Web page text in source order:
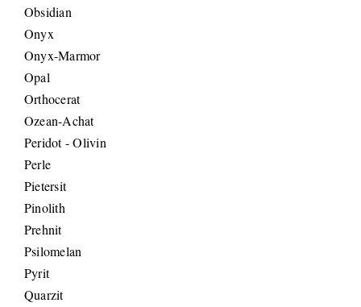
Obsidian
Onyx
Onyx-Marmor
Opal
Orthocerat
Ozean-Achat
Peridot - Olivin
Perle
Pietersit
Pinolith
Prehnit
Psilomelan
Pyrit
Quarzit